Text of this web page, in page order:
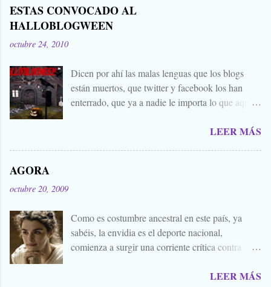
ESTAS CONVOCADO AL
HALLOBLOGWEEN
octubre 24, 2010
Dicen por ahí las malas lenguas que los blogs
están muertos, que twitter y facebook los han
enterrado, que ya a nadie le importa lo que aquí
levantar nuestros blogs, sean vivos, muertos, o
convoco a todos, amigos, conocidos, amigos de
amigos, blogueros en general. Cuéntanos tu
historia para morirnos de miedo este largo fin de
Aquella que te contaba tu abuela, la del
LEER MÁS
AGORA
octubre 20, 2009
Como es costumbre ancestral en este país, ya
sabéis, la envidia es el deporte nacional,
comienza a surgir una corriente crítica contra
estreno de su última película. Y es que hay que
LEER MÁS